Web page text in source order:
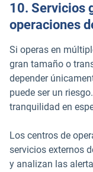
10. Servicios
operaciones
Si operas en
gran tamaño o
depender
puede ser un
tranquilidad en
Los centros de
servicios externos
y analizan las